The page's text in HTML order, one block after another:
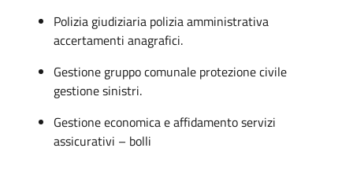
Polizia giudiziaria polizia amministrativa
accertamenti anagrafici.
Gestione gruppo comunale protezione civile
gestione sinistri.
Gestione economica e affidamento servizi
assicurativi – bolli